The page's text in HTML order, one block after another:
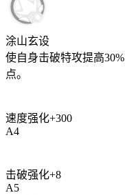
涂山玄设
使自身击破特攻提高30%
点。
速度强化+300
A4
击破强化+8
A5